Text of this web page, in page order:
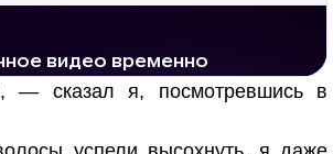
— сказал я, посмотревшись в